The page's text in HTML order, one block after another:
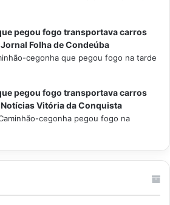
pegou fogo transportava carros
Folha de Condeúba
cegonha que pegou fogo na tarde
pegou fogo transportava carros
Vitória da Conquista
cegonha pegou fogo na